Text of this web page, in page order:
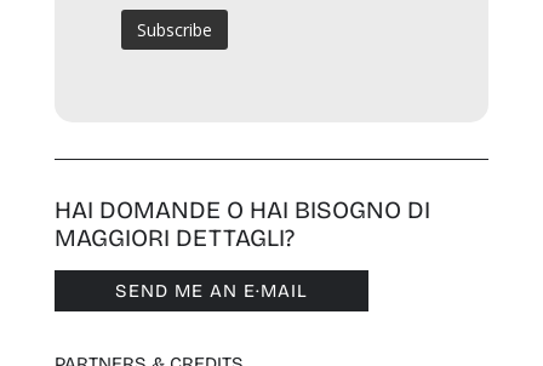
HAI DOMANDE O HAI BISOGNO DI
MAGGIORI DETTAGLI?
SEND ME AN E·MAIL